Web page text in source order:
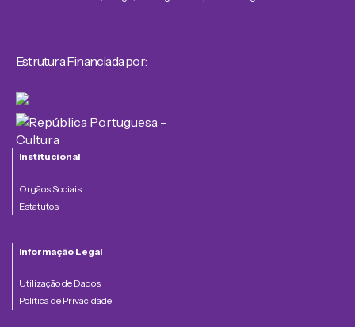
Estrutura Financiada por:
Institucional
Orgãos Sociais
Estatutos
Informação Legal
Utilização de Dados
Política de Privacidade